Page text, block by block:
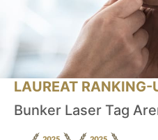
LAUREAT RANKING-
Bunker Laser Tag